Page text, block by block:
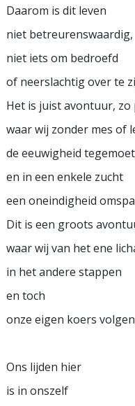
Daarom is dit leven
niet betreurenswaardig,
niet iets om bedroefd
of neerslachtig over te
Het is juist avontuur, zo
waar wij zonder mes of
de eeuwigheid
en in een enkele zucht
een oneindigheid
Dit is een groots
waar wij van het ene
in het andere stappen
en toch
onze eigen koers
Ons lijden hier
is in onszelf